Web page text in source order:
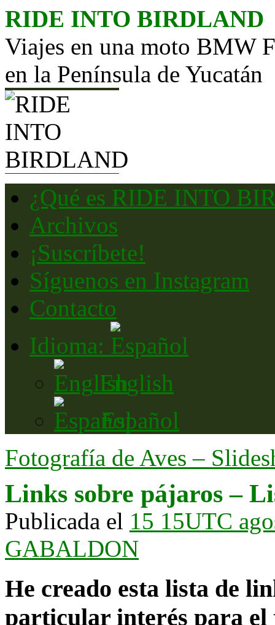
Saltar
RIDE INTO BIRDLAND
Viajes en una moto BMW
en la Península de Yucatán
¿Qué es RIDE INTO
Archivos
¡Suscríbete!
Síguenos en Instagram
Contacto
Idioma:
English
Español
Fotografía de Aves –
Links sobre pájaros –
Publicada el 15 15UTC
GABALDON
He creado esta lista de
particular interés para el